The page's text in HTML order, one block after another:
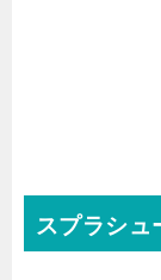
スプラシュ